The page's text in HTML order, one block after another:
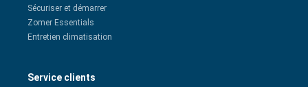
Sécuriser et démarrer
Zomer Essentials
Entretien climatisation
Service clients